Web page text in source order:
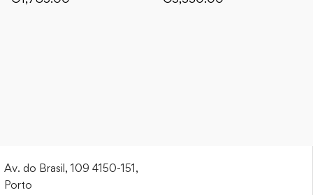
Av. do Brasil, 109 4150-151,
Porto